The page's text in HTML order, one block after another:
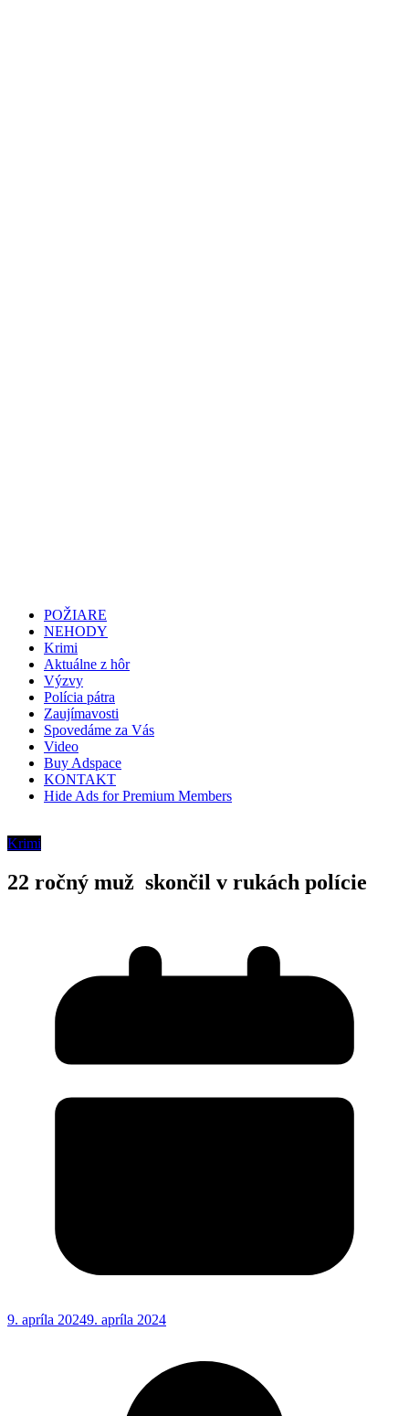
POŽIARE
NEHODY
Krimi
Aktuálne z hôr
Výzvy
Polícia pátra
Zaujímavosti
Spovedáme za Vás
Video
Buy Adspace
KONTAKT
Hide Ads for Premium Members
Krimi
22 ročný muž skončil v rukách polície
9. apríla 20249. apríla 2024